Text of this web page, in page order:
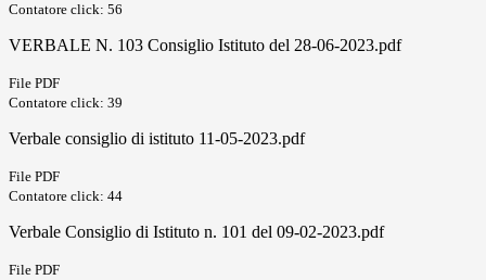
Contatore click: 56
VERBALE N. 103 Consiglio Istituto del 28-06-2023.pdf
File PDF
Contatore click: 39
Verbale consiglio di istituto 11-05-2023.pdf
File PDF
Contatore click: 44
Verbale Consiglio di Istituto n. 101 del 09-02-2023.pdf
File PDF